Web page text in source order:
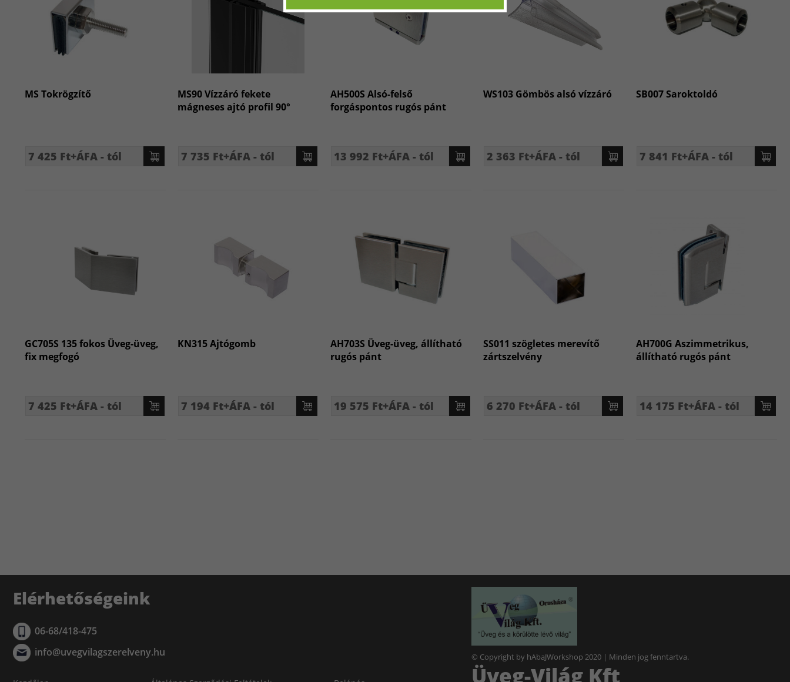
MS Tokrögzítő
7 425 Ft+ÁFA - tól
MS90 Vízzáró fekete
mágneses ajtó profil 90°
7 735 Ft+ÁFA - tól
AH500S Alsó-felső
forgáspontos rugós pánt
13 992 Ft+ÁFA - tól
WS103 Gömbös alsó vízzáró
2 363 Ft+ÁFA - tól
SB007 Saroktoldó
7 841 Ft+ÁFA - tól
GC705S 135 fokos Üveg-üveg,
fix megfogó
7 425 Ft+ÁFA - tól
KN315 Ajtógomb
7 194 Ft+ÁFA - tól
AH703S Üveg-üveg, állítható
rugós pánt
19 575 Ft+ÁFA - tól
SS011 szögletes merevítő
zártszelvény
6 270 Ft+ÁFA - tól
AH700G Aszimmetrikus,
állítható rugós pánt
14 175 Ft+ÁFA - tól
Elérhetőségeink
06-68/418-475
info@uvegvilagszerelveny.hu
© Copyright by hAbaJWorkshop 2020 | Minden jog fenntartva.
Üveg-Világ Kft